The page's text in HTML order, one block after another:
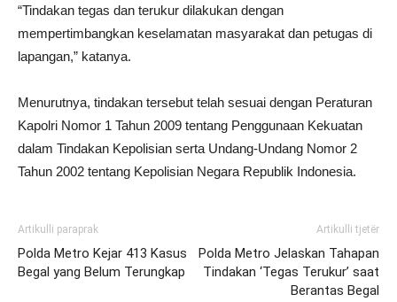
“Tindakan tegas dan terukur dilakukan dengan
mempertimbangkan keselamatan masyarakat dan petugas di
lapangan,” katanya.
Menurutnya, tindakan tersebut telah sesuai dengan Peraturan
Kapolri Nomor 1 Tahun 2009 tentang Penggunaan Kekuatan
dalam Tindakan Kepolisian serta Undang-Undang Nomor 2
Tahun 2002 tentang Kepolisian Negara Republik Indonesia.
Artikulli paraprak
Polda Metro Kejar 413 Kasus
Begal yang Belum Terungkap
Artikulli tjetër
Polda Metro Jelaskan Tahapan
Tindakan ‘Tegas Terukur’ saat
Berantas Begal